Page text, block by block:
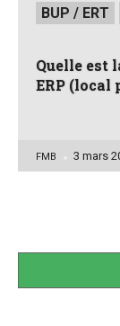
Posted
inBUP / ERT
Quelle est
ERP (local
Posted
FMB 3 mars
des